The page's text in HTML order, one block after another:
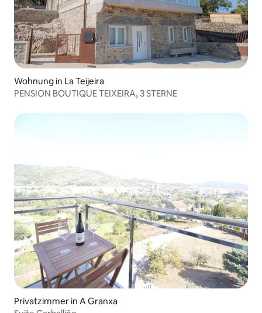
Wohnung in La Teijeira
PENSION BOUTIQUE TEIXEIRA, 3 STERNE
Privatzimmer in A Granxa